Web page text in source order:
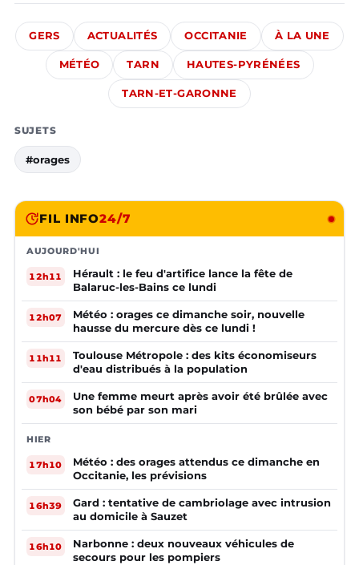
GERS ACTUALITÉS OCCITANIE À LA UNE
MÉTÉO TARN HAUTES-PYRÉNÉES
TARN-ET-GARONNE
SUJETS
#orages
FIL INFO24/7
AUJOURD'HUI
12h11
Hérault : le feu d'artifice lance la fête de
Balaruc-les-Bains ce lundi
12h07
Météo : orages ce dimanche soir, nouvelle
hausse du mercure dès ce lundi !
11h11
Toulouse Métropole : des kits économiseurs
d'eau distribués à la population
07h04
Une femme meurt après avoir été brûlée avec
son bébé par son mari
HIER
17h10
Météo : des orages attendus ce dimanche en
Occitanie, les prévisions
16h39
Gard : tentative de cambriolage avec intrusion
au domicile à Sauzet
16h10
Narbonne : deux nouveaux véhicules de
secours pour les pompiers